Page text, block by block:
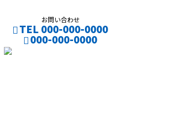
お問い合わせ
TEL 000-000-0000
000-000-0000